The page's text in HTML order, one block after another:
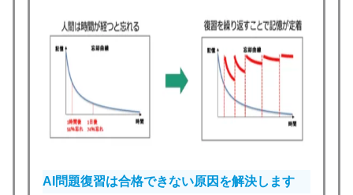
AI問題復習は合格できない原因を解決します